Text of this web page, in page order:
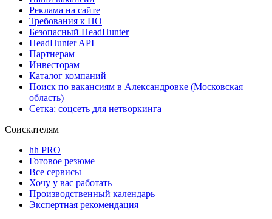
Реклама на сайте
Требования к ПО
Безопасный HeadHunter
HeadHunter API
Партнерам
Инвесторам
Каталог компаний
Поиск по вакансиям в Александровке (Московская
область)
Сетка: соцсеть для нетворкинга
Соискателям
hh PRO
Готовое резюме
Все сервисы
Хочу у вас работать
Производственный календарь
Экспертная рекомендация